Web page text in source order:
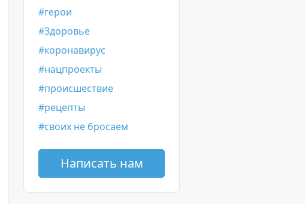
герои
Здоровье
коронавирус
нацпроекты
происшествие
рецепты
своих не бросаем
Написать нам